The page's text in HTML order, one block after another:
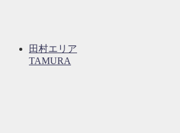
田村エリア
TAMURA